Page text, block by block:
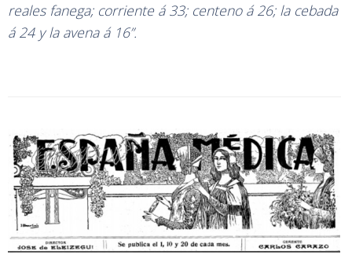
reales fanega; corriente á 33; centeno á 26; la cebada
á 24 y la avena á 16”.